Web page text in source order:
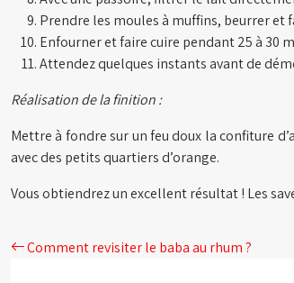
Prendre les moules à muffins, beurrer et
Enfourner et faire cuire pendant 25 à 30
Attendez quelques instants avant de
Réalisation de la finition :
Mettre à fondre sur un feu doux la confiture
avec des petits quartiers d’orange.
Vous obtiendrez un excellent résultat ! Les
Comment revisiter le baba au rhum ?